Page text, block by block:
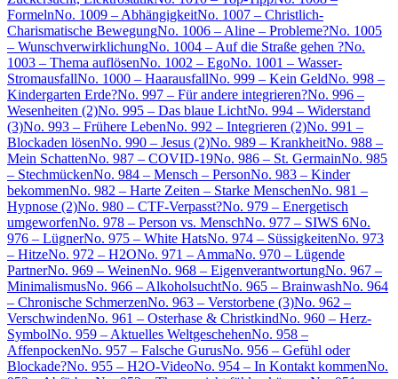
FormelnNo. 1009 – AbhängigkeitNo. 1007 – Christlich-
Charismatische BewegungNo. 1006 – Aline – Probleme?No. 1005
– WunschverwirklichungNo. 1004 – Auf die Straße gehen ?No.
1003 – Thema auflösenNo. 1002 – EgoNo. 1001 – Wasser-
StromausfallNo. 1000 – HaarausfallNo. 999 – Kein GeldNo. 998 –
Kindergarten Erde?No. 997 – Für andere integrieren?No. 996 –
Wesenheiten (2)No. 995 – Das blaue LichtNo. 994 – Widerstand
(3)No. 993 – Frühere LebenNo. 992 – Integrieren (2)No. 991 –
Blockaden lösenNo. 990 – Jesus (2)No. 989 – KrankheitNo. 988 –
Mein SchattenNo. 987 – COVID-19No. 986 – St. GermainNo. 985
– StechmückenNo. 984 – Mensch – PersonNo. 983 – Kinder
bekommenNo. 982 – Harte Zeiten – Starke MenschenNo. 981 –
Hypnose (2)No. 980 – CTF-Verpasst?No. 979 – Energetisch
umgeworfenNo. 978 – Person vs. MenschNo. 977 – SIWS 6No.
976 – LügnerNo. 975 – White HatsNo. 974 – SüssigkeitenNo. 973
– HitzeNo. 972 – H2ONo. 971 – AmmaNo. 970 – Lügende
PartnerNo. 969 – WeinenNo. 968 – EigenverantwortungNo. 967 –
MinimalismusNo. 966 – AlkoholsuchtNo. 965 – BrainwashNo. 964
– Chronische SchmerzenNo. 963 – Verstorbene (3)No. 962 –
VerschwindenNo. 961 – Osterhase & ChristkindNo. 960 – Herz-
SymbolNo. 959 – Aktuelles WeltgeschehenNo. 958 –
AffenpockenNo. 957 – Falsche GurusNo. 956 – Gefühl oder
Blockade?No. 955 – H2O-VideoNo. 954 – In Kontakt kommenNo.